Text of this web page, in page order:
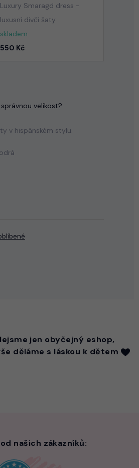
Luxury Smaragd dress -
luxusní dívčí šaty
skladem
550 Kč
správnou velikost?
v hispánském stylu.
jen obyčejný eshop,
děláme s láskou k dětem
našich zákazníků: